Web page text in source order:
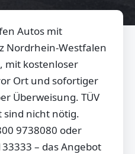
Autos mit
Nordrhein-Westfalen
mit kostenloser
Ort und sofortiger
Überweisung. TÜV
sind nicht nötig.
9738080 oder
– das Angebot